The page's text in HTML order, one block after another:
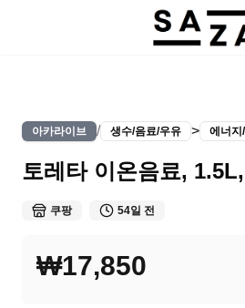
아카라이브 / 생수/음료/우유 > 에너지
토레타 이온음료,
쿠팡 54일 전
₩17,850